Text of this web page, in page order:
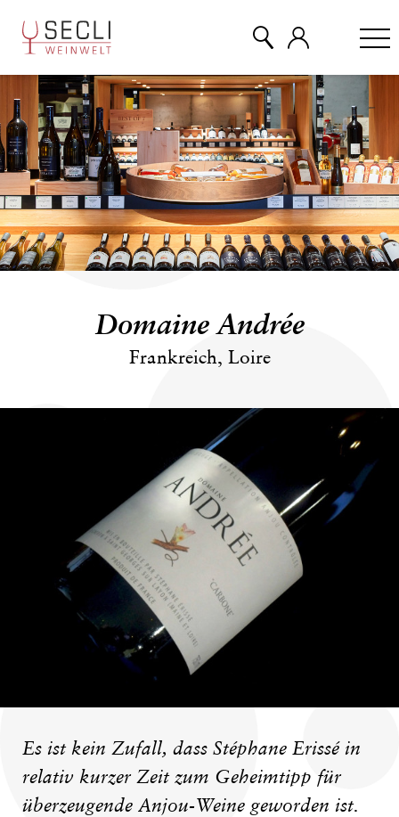
Domaine Andrée
Frankreich, Loire
Es ist kein Zufall, dass Stéphane Erissé in
relativ kurzer Zeit zum Geheimtipp für
überzeugende Anjou-Weine geworden ist.
WEINE
CHAMPAGNER
& MEHR
ÜBER UNS